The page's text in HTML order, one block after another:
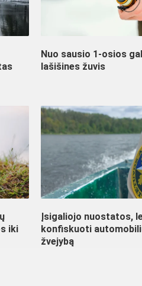
Nuo sausio 1-osios
lašišines žuvis
iki
Įsigaliojo nuostatos,
konfiskuoti
žvejybą